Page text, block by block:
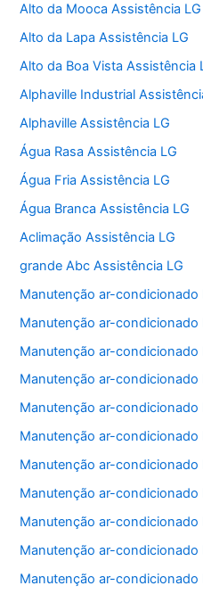
Alto da Mooca Assistência LG
Alto da Lapa Assistência LG
Alto da Boa Vista Assistência
Alphaville Industrial
Alphaville Assistência LG
Água Rasa Assistência LG
Água Fria Assistência LG
Água Branca Assistência LG
Aclimação Assistência LG
grande Abc Assistência LG
Manutenção ar-condicionado
Manutenção ar-condicionado
Manutenção ar-condicionado
Manutenção ar-condicionado
Manutenção ar-condicionado
Manutenção ar-condicionado
Manutenção ar-condicionado
Manutenção ar-condicionado
Manutenção ar-condicionado
Manutenção ar-condicionado
Manutenção ar-condicionado